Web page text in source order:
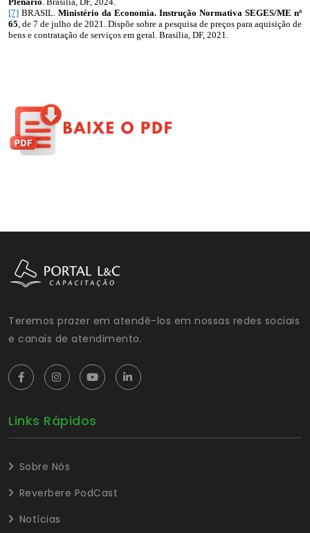
Teremos prazer em atendê-los em nossas redes sociais
e canais de atendimento.
Links Rápidos
Sobre Nós
Reverbere PodCast
Notícias